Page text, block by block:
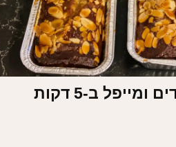
ב-5 דקות